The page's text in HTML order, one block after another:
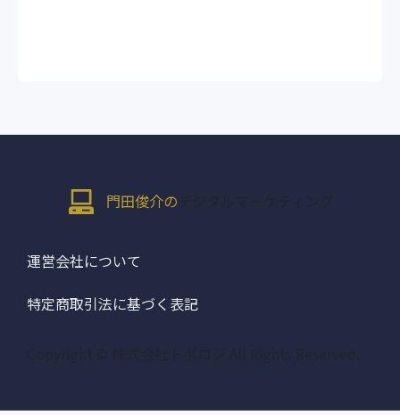
門田俊介の デジタルマーケティング
運営会社について
特定商取引法に基づく表記
Copyright © 株式会社トポロジ All Rights Reserved.